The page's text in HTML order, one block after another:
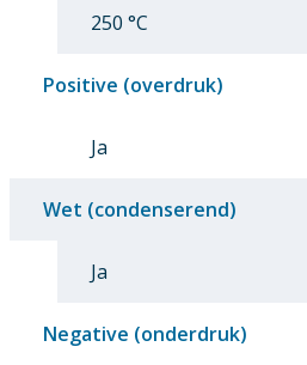
250 °C
Positive (overdruk)
Ja
Wet (condenserend)
Ja
Negative (onderdruk)